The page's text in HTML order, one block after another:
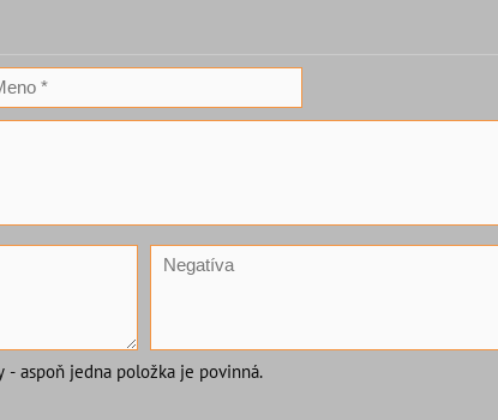
aspoň jedna položka je povinná.